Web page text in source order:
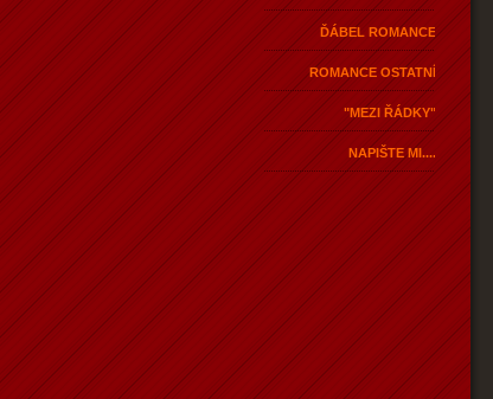
ĎÁBEL ROMANCE
ROMANCE OSTATNÍ
"MEZI ŘÁDKY"
NAPIŠTE MI....